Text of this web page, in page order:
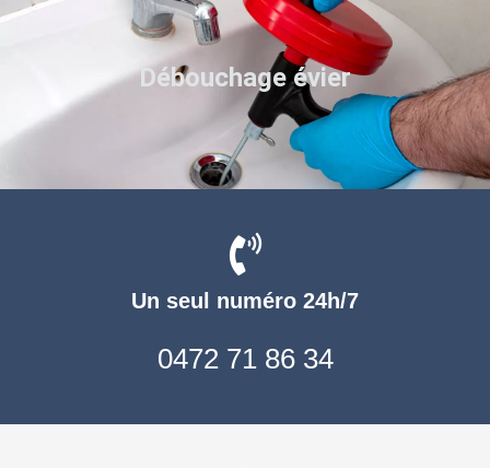
Un seul numéro 24h/7
0472 71 86 34
Débouchage évier